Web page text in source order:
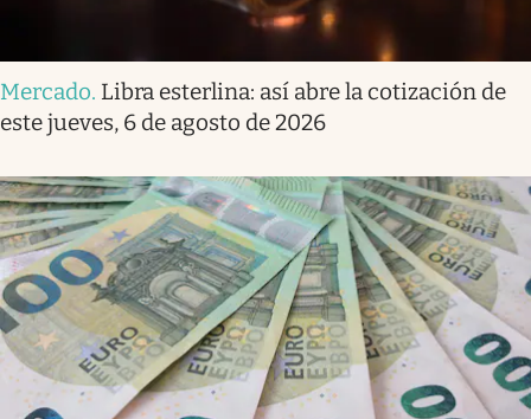
Mercado. Libra esterlina: así abre la cotización de
este jueves, 6 de agosto de 2026